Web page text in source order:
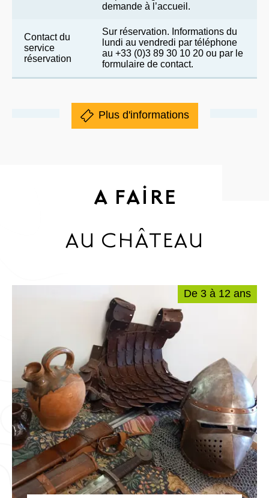
demande à l’accueil.
Contact du
service
réservation
Sur réservation. Informations du
lundi au vendredi par téléphone
au +33 (0)3 89 30 10 20 ou par le
formulaire de contact.
Plus d'informations
A FAIRE
AU CHÂTEAU
De 3 à 12 ans